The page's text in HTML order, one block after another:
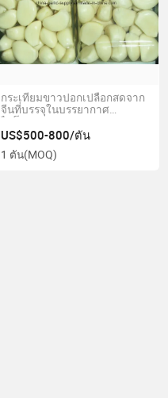
กระเทียมขาวปอกเปลือกสดจาก
จีนที่บรรจุในบรรยากาศ
ไนโตรเจน
US$500-800/ตัน
1 ตัน(MOQ)